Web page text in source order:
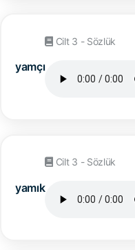
yamçı
Cilt 3 - Sözlük
yamık
Cilt 3 - Sözlük